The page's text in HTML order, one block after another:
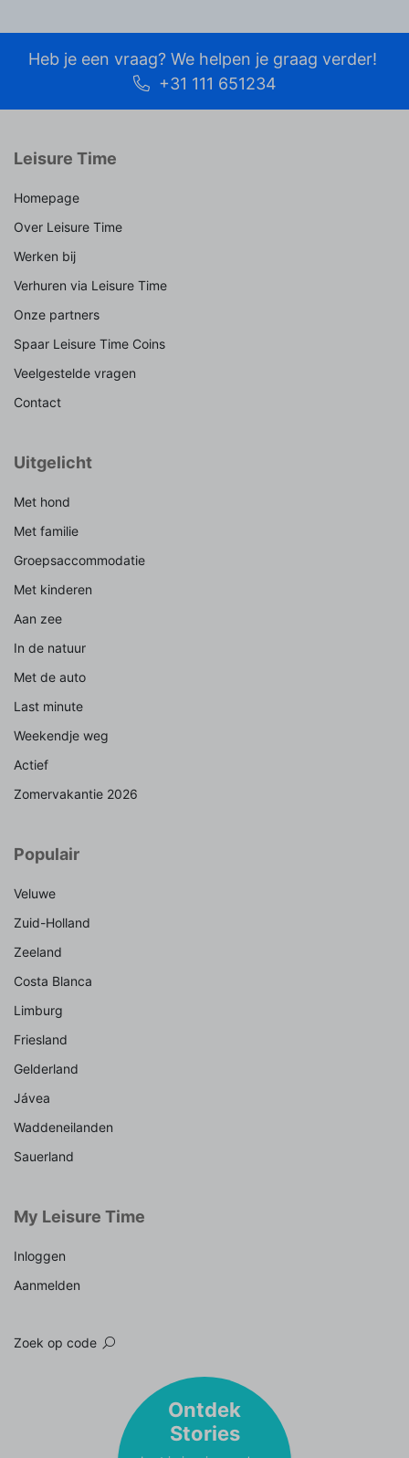
Heb je een vraag? We helpen je graag verder!
+31 111 651234
Leisure Time
Homepage
Over Leisure Time
Werken bij
Verhuren via Leisure Time
Onze partners
Spaar Leisure Time Coins
Veelgestelde vragen
Contact
Uitgelicht
Met hond
Met familie
Groepsaccommodatie
Met kinderen
Aan zee
In de natuur
Met de auto
Last minute
Weekendje weg
Actief
Zomervakantie 2026
Populair
Veluwe
Zuid-Holland
Zeeland
Costa Blanca
Limburg
Friesland
Gelderland
Jávea
Waddeneilanden
Sauerland
My Leisure Time
Inloggen
Aanmelden
Zoek op code
Ontdek
Stories